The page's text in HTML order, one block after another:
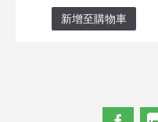
新增至購物車